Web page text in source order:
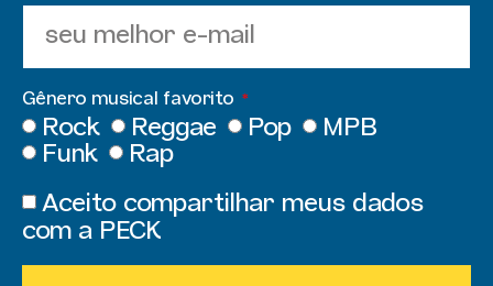
Gênero musical favorito
Rock Reggae Pop
MPB
Funk
Rap
Aceito compartilhar meus dados
com a PECK